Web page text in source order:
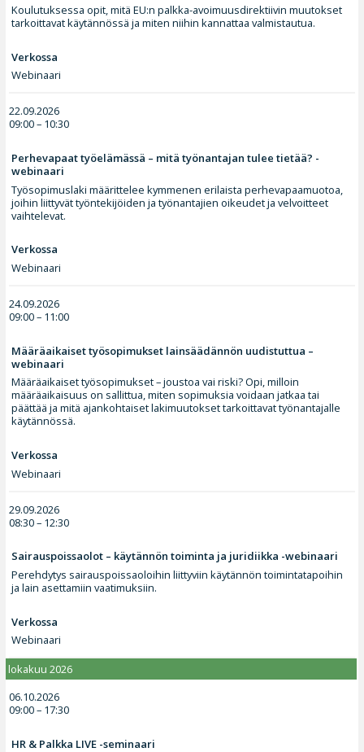
Koulutuksessa opit, mitä EU:n palkka-avoimuusdirektiivin muutokset
tarkoittavat käytännössä ja miten niihin kannattaa valmistautua.
Verkossa
Webinaari
22.09.2026
09:00 – 10:30
Perhevapaat työelämässä – mitä työnantajan tulee tietää? -
webinaari
Työsopimuslaki määrittelee kymmenen erilaista perhevapaamuotoa,
joihin liittyvät työntekijöiden ja työnantajien oikeudet ja velvoitteet
vaihtelevat.
Verkossa
Webinaari
24.09.2026
09:00 – 11:00
Määräaikaiset työsopimukset lainsäädännön uudistuttua –
webinaari
Määräaikaiset työsopimukset – joustoa vai riski? Opi, milloin
määräaikaisuus on sallittua, miten sopimuksia voidaan jatkaa tai
päättää ja mitä ajankohtaiset lakimuutokset tarkoittavat työnantajalle
käytännössä.
Verkossa
Webinaari
29.09.2026
08:30 – 12:30
Sairauspoissaolot – käytännön toiminta ja juridiikka -webinaari
Perehdytys sairauspoissaoloihin liittyviin käytännön toimintatapoihin
ja lain asettamiin vaatimuksiin.
Verkossa
Webinaari
lokakuu 2026
06.10.2026
09:00 – 17:30
HR & Palkka LIVE -seminaari